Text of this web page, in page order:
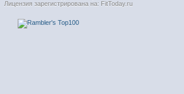
Лицензия зарегистрирована на: FitToday.ru